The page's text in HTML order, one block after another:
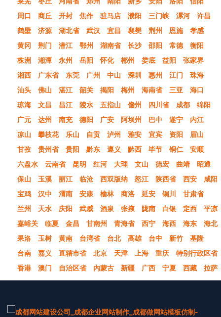
周口
商丘 开封 焦作 驻马店 濮阳 三门峡 漯河
许昌
鹤壁
济源 湖北省 武汉 宜昌 襄樊 荆州 恩施
孝感
黄冈
荆门 潜江 鄂州 湖南省 长沙 邵阳 常德
衡阳
株洲
湘潭 永州 岳阳 怀化 郴州 娄底 益阳
张家界
湘西
广东省 东莞 广州 中山 深圳 惠州 江门
珠海
汕头
佛山 湛江 韶关 揭阳 梅州 海南省 三亚
海口
琼海
文昌 昌江 陵水 五指山 儋州 四川省 成都
绵阳
广元
达州 南充 德阳 广安 阿坝州 巴中 遂宁
内江
凉山
攀枝花 乐山 自贡 泸州 雅安 宜宾 资阳
眉山
甘孜
贵州省 贵阳 黔东 遵义 黔西 毕节 铜仁
安顺
六盘水
云南省 昆明 红河 大理 文山 德宏 曲靖
昭通
保山
玉溪 丽江 临沧 西双版纳 怒江 陕西省 西安
咸阳
宝鸡
汉中 渭南 安康 榆林 商洛 延安 铜川
甘肃省
兰州
天水 庆阳 武威 酒泉 张掖 陇南 白银 定西
平凉
嘉峪关
临夏 金昌 甘南州 青海省 西宁 海西 海东
海北
果洛
玉树 黄南 台湾省 台北 高雄 台中 新竹
基隆
台南
嘉义 直辖市省 北京 天津 上海 重庆
特别行政区省
香港
澳门 自治区省 内蒙古 新疆 广西 宁夏 西藏 拉萨